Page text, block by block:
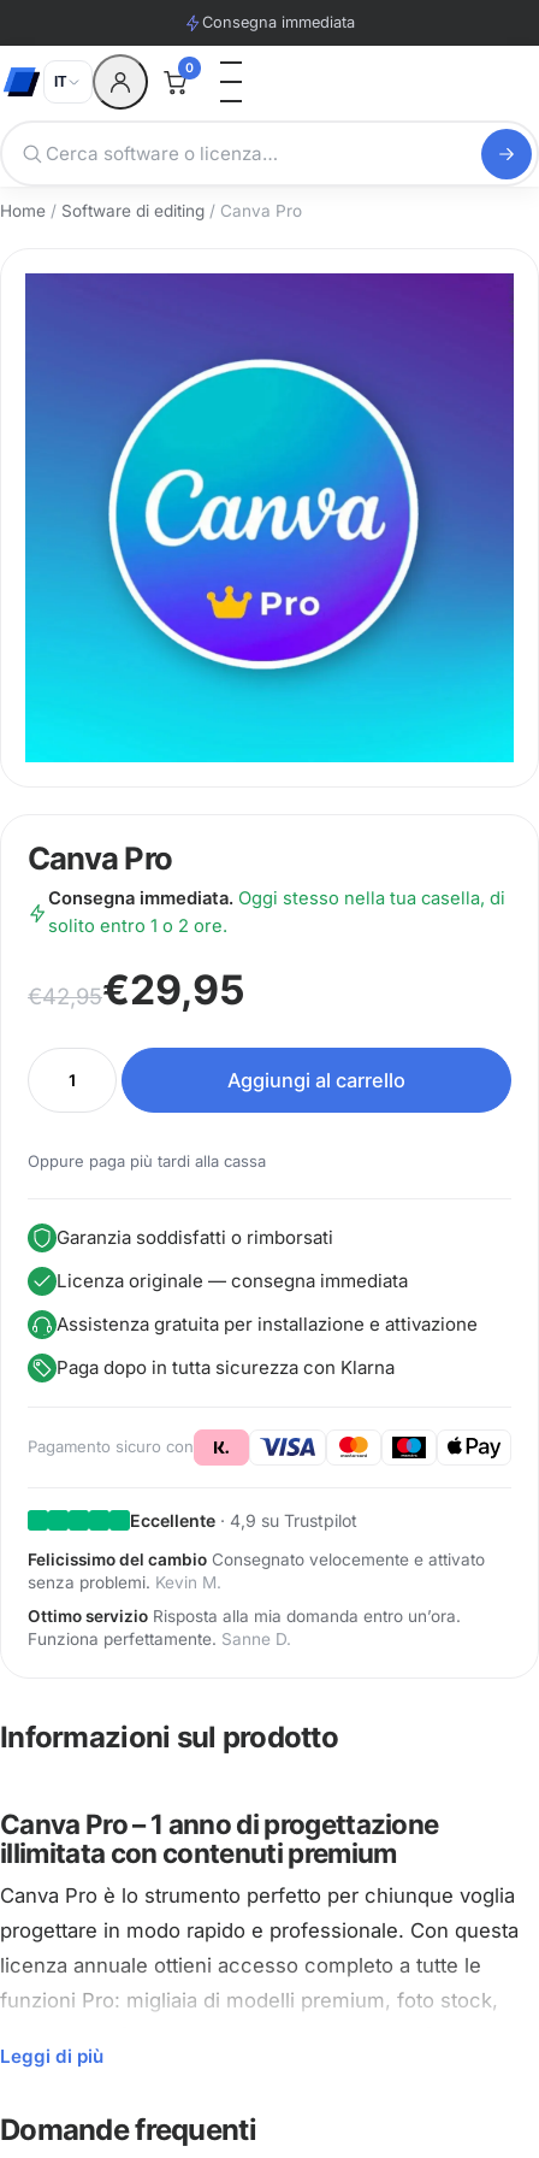
Consegna immediata
IT
0
Home / Software di editing / Canva Pro
Canva Pro
Consegna immediata. Oggi stesso nella tua casella, di
solito entro 1 o 2 ore.
€42,95
Il prezzo originale era: €42,95.
€29,95
Il prezzo attuale è: €29,95.
Canva Pro quantità
Aggiungi al carrello
Oppure paga più tardi alla cassa
Garanzia soddisfatti o rimborsati
Licenza originale — consegna immediata
Assistenza gratuita per installazione e attivazione
Paga dopo in tutta sicurezza con Klarna
Pagamento sicuro con
Eccellente · 4,9 su Trustpilot
Felicissimo del cambio Consegnato velocemente e attivato
senza problemi. Kevin M.
Ottimo servizio Risposta alla mia domanda entro un’ora.
Funziona perfettamente. Sanne D.
Informazioni sul prodotto
Canva Pro – 1 anno di progettazione
illimitata con contenuti premium
Canva Pro è lo strumento perfetto per chiunque voglia
progettare in modo rapido e professionale. Con questa
licenza annuale ottieni accesso completo a tutte le
funzioni Pro: migliaia di modelli premium, foto stock,
Perfetto per imprenditori, professionisti del marketing,
Leggi di più
Domande frequenti